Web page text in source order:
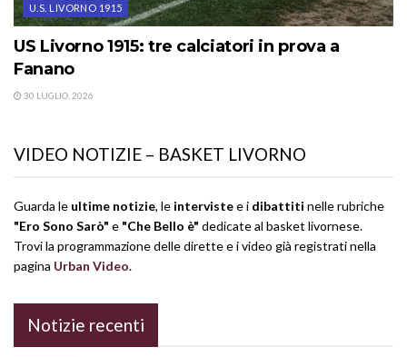
U.S. LIVORNO 1915
US Livorno 1915: tre calciatori in prova a
Fanano
30 LUGLIO, 2026
VIDEO NOTIZIE – BASKET LIVORNO
Guarda le ultime notizie, le intervistee i dibattiti nelle rubriche
"Ero Sono Sarò" e "Che Bello è" dedicate al basket livornese.
Trovi la programmazione delle dirette e i video già registrati nella
pagina Urban Video.
Notizie recenti